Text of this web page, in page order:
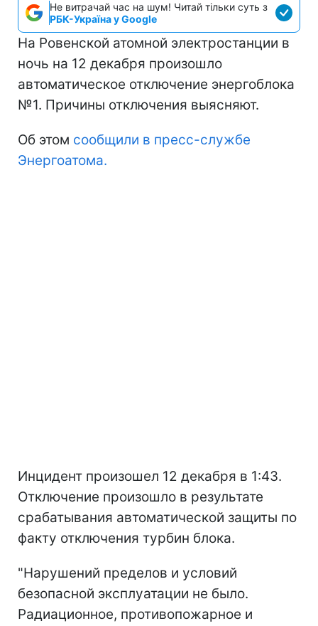
Не витрачай час на шум! Читай тільки суть з
РБК-Україна у Google
На Ровенской атомной электростанции в
ночь на 12 декабря произошло
автоматическое отключение энергоблока
№1. Причины отключения выясняют.
Об этом сообщили в пресс-службе
Энергоатома.
Инцидент произошел 12 декабря в 1:43.
Отключение произошло в результате
срабатывания автоматической защиты по
факту отключения турбин блока.
"Нарушений пределов и условий
безопасной эксплуатации не было.
Радиационное, противопожарное и